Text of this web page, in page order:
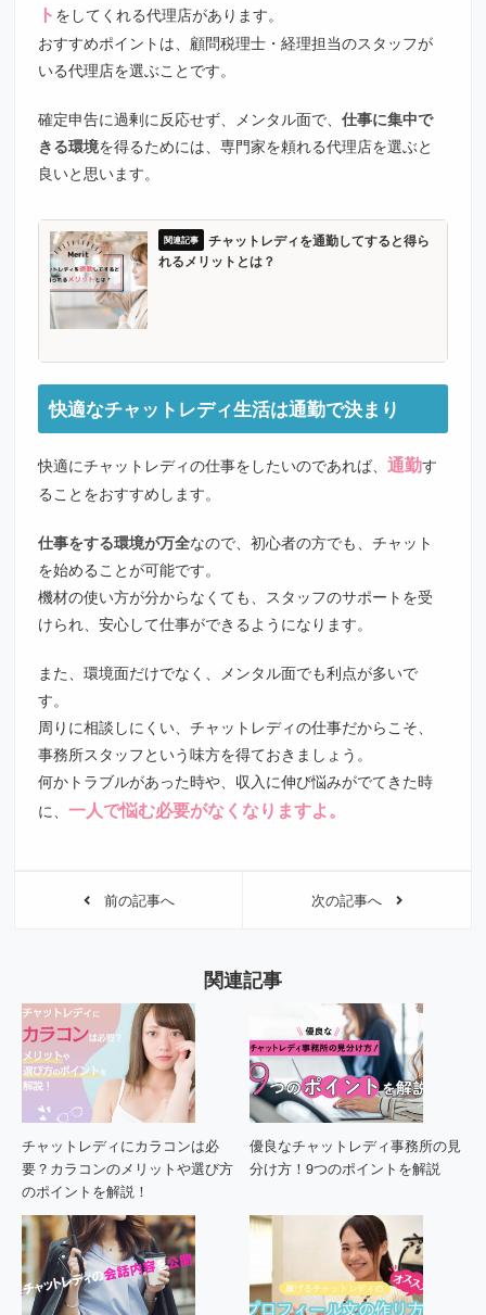
ト をしてくれる代理店があります。
おすすめポイントは、顧問税理士・経理担当のスタッフが
いる代理店を選ぶことです。
確定申告に過剰に反応せず、メンタル面で、仕事に集中で
きる環境を得るためには、専門家を頼れる代理店を選ぶと
良いと思います。
チャットレディを通勤してすると得ら
れるメリットとは？
快適なチャットレディ生活は通勤で決まり
快適にチャットレディの仕事をしたいのであれば、通勤す
ることをおすすめします。
仕事をする環境が万全なので、初心者の方でも、チャット
を始めることが可能です。
機材の使い方が分からなくても、スタッフのサポートを受
けられ、安心して仕事ができるようになります。
また、環境面だけでなく、メンタル面でも利点が多いで
す。
周りに相談しにくい、チャットレディの仕事だからこそ、
事務所スタッフという味方を得ておきましょう。
何かトラブルがあった時や、収入に伸び悩みがでてきた時
に、一人で悩む必要がなくなりますよ。
前の記事へ 次の記事へ
関連記事
チャットレディにカラコンは必
要？カラコンのメリットや選び方
のポイントを解説！
優良なチャットレディ事務所の見
分け方！9つのポイントを解説